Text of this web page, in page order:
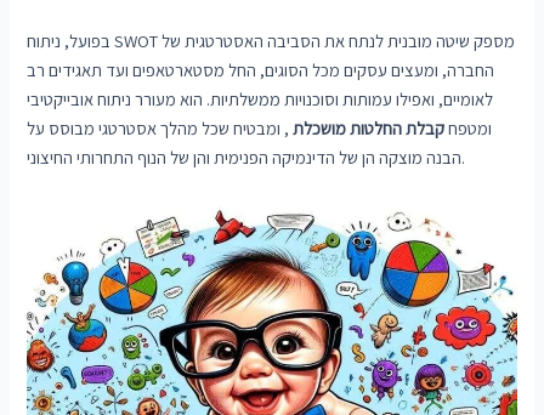
בפועל, ניתוח SWOT מספק שיטה מובנית לנתח את הסביבה האסטרטגית של
החברה, ומעצים עסקים מכל הסוגים, החל מסטארטאפים ועד תאגידים רב
לאומיים, ואפילו עמותות וסוכנויות ממשלתיות. הוא מעורר ניתוח אובייקטיבי
ומטפחקבלת החלטות מושכלת, ומבטיח שכל מהלך אסטרטגי מבוסס על
הבנה מוצקה הן של הדינמיקה הפנימית והן של הנוף התחרותי החיצוני.